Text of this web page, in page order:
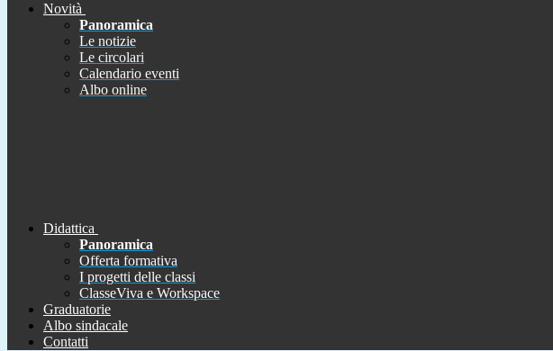
Novità
Panoramica
Le notizie
Le circolari
Calendario eventi
Albo online
Didattica
Panoramica
Offerta formativa
I progetti delle classi
ClasseViva e Workspace
Graduatorie
Albo sindacale
Contatti